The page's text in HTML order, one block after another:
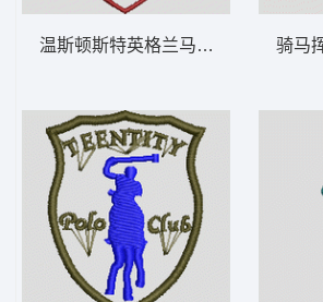
温斯顿斯特英格兰马球俱乐部徽章
骑马